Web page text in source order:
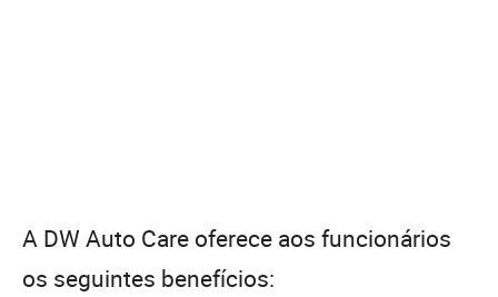
A DW Auto Care oferece aos funcionários
os seguintes benefícios: